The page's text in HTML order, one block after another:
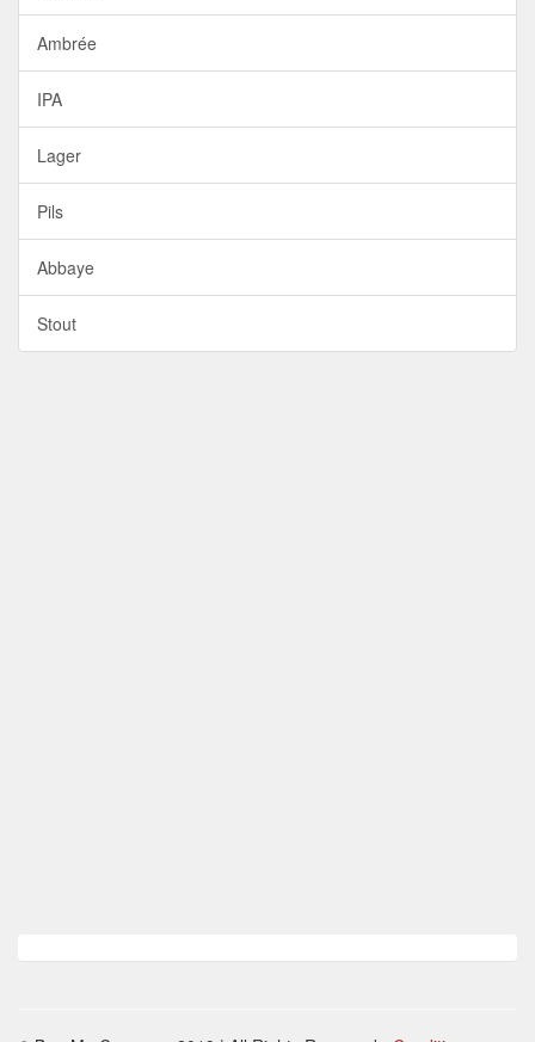
Ambrée
IPA
Lager
Pils
Abbaye
Stout